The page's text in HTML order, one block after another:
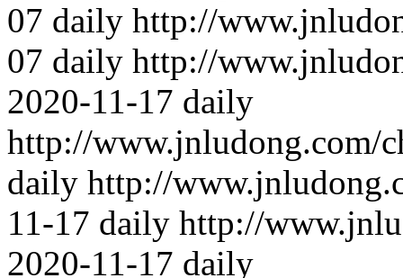
07 daily http://
07 daily http://
2020-11-17 daily
http://www.jnludong.com/
daily http://
11-17 daily http://
2020-11-17 daily